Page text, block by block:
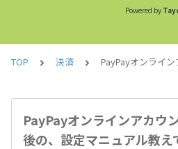
Powered by
TOP 決済 PayPayオンライ
PayPayオンラインアカウ
後の、設定マニュアル教え